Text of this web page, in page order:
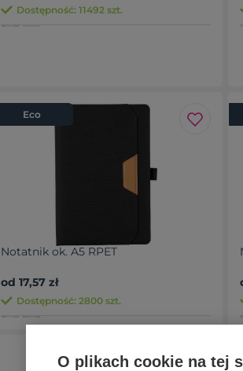
O plikach cookie na tej
Dostępność: 11492 szt.
Eco
Notatnik ok. A5 RPET
od 17,57 zł
Dostępność: 2800 szt.